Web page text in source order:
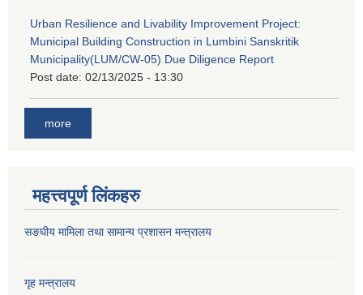
Urban Resilience and Livability Improvement Project:
Municipal Building Construction in Lumbini Sanskritik
Municipality(LUM/CW-05) Due Diligence Report
Post date: 02/13/2025 - 13:30
more
महत्त्वपूर्ण लिंकहरु
सङघीय मामिला तथा सामान्य प्रशासन मन्‍त्रालय
गृह मन्त्रालय